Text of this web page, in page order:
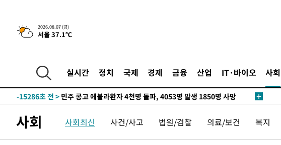
2026.08.07 (금)
서울 37.1℃
실시간 정치 국제 경제 금융 산업 IT·바이오 사회
병태 후임
-26335초 전 >[속보]국힘 윤리위, '돌려차기 발언' 진종오·서범수 징계 절차 개시
-18686초 전 >
[속보]종합특검, '관저이전 봐주기 감사' 유병호 구속기소
-15286초 전 >민주 콩고 에볼라환자 4천명 돌파, 4053명 발생 1850명 사망
-14536초 전 >[속보]'300억원대 사기 혐의' 차가원 대표 구속 송치
-13730초 전 >
-12243초 전 >
[속보]경찰·노동부, HL만도 평택사업장 끼임 사망 관련 압수수색
사회 사회최신 사건/사고 법원/검찰 의료/보건 복지